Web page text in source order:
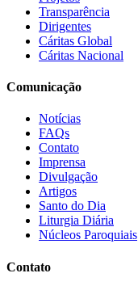
Transparência
Dirigentes
Cáritas Global
Cáritas Nacional
Comunicação
Notícias
FAQs
Contato
Imprensa
Divulgação
Artigos
Santo do Dia
Liturgia Diária
Núcleos Paroquiais
Contato